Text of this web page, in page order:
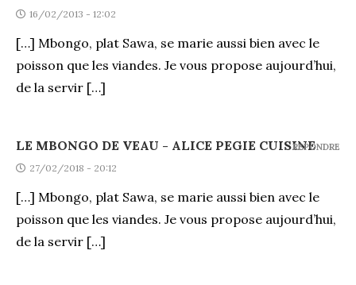
16/02/2013 - 12:02
[…] Mbongo, plat Sawa, se marie aussi bien avec le
poisson que les viandes. Je vous propose aujourd’hui,
de la servir […]
LE MBONGO DE VEAU - ALICE PEGIE CUISINE
27/02/2018 - 20:12
[…] Mbongo, plat Sawa, se marie aussi bien avec le
poisson que les viandes. Je vous propose aujourd’hui,
de la servir […]
REPONDRE